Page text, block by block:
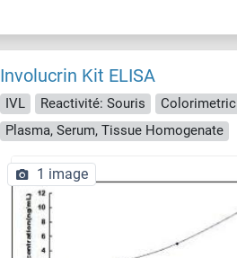
Involucrin Kit ELISA
IVL Reactivité: Souris Colorimetric
Plasma, Serum, Tissue Homogenate
1 image